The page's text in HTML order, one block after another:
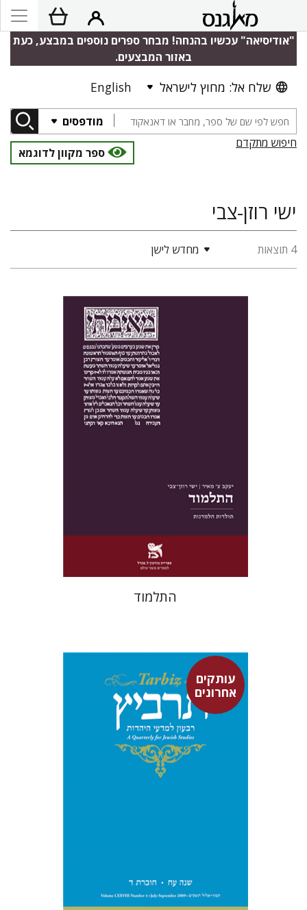
"אודיסיאה" עכשיו בהנחה! מבחר ספרים נוספים במבצע, כעת
באזור המבצעים.
שלח אל: מחוץ לישראל English
מודפסים
חיפוש מתקדם
ספר מקוון לדוגמא
ישי רוזן-צבי
4 תוצאות מחדש לישן
ישי רוזן-צבי
הנחת אתר ספר מודפס
$42
$38
התלמוד
עותקים
אחרוניםיהודית וייס
איריס בראון (הויזמן)
ישראל קנוהל
אלכסנדר רופא
שלמה טולידאנו
יעקב אלבוים
הקר יוסף
$28